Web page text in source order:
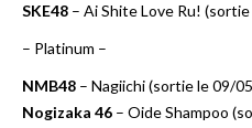
SKE48 – Ai Shite Love Ru!
– Platinum –
NMB48 – Nagiichi (sortie le 09/
Nogizaka 46 – Oide Shampoo